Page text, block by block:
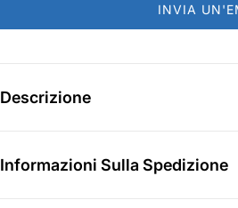
INVIA
Descrizione
Informazioni Sulla Spedizione